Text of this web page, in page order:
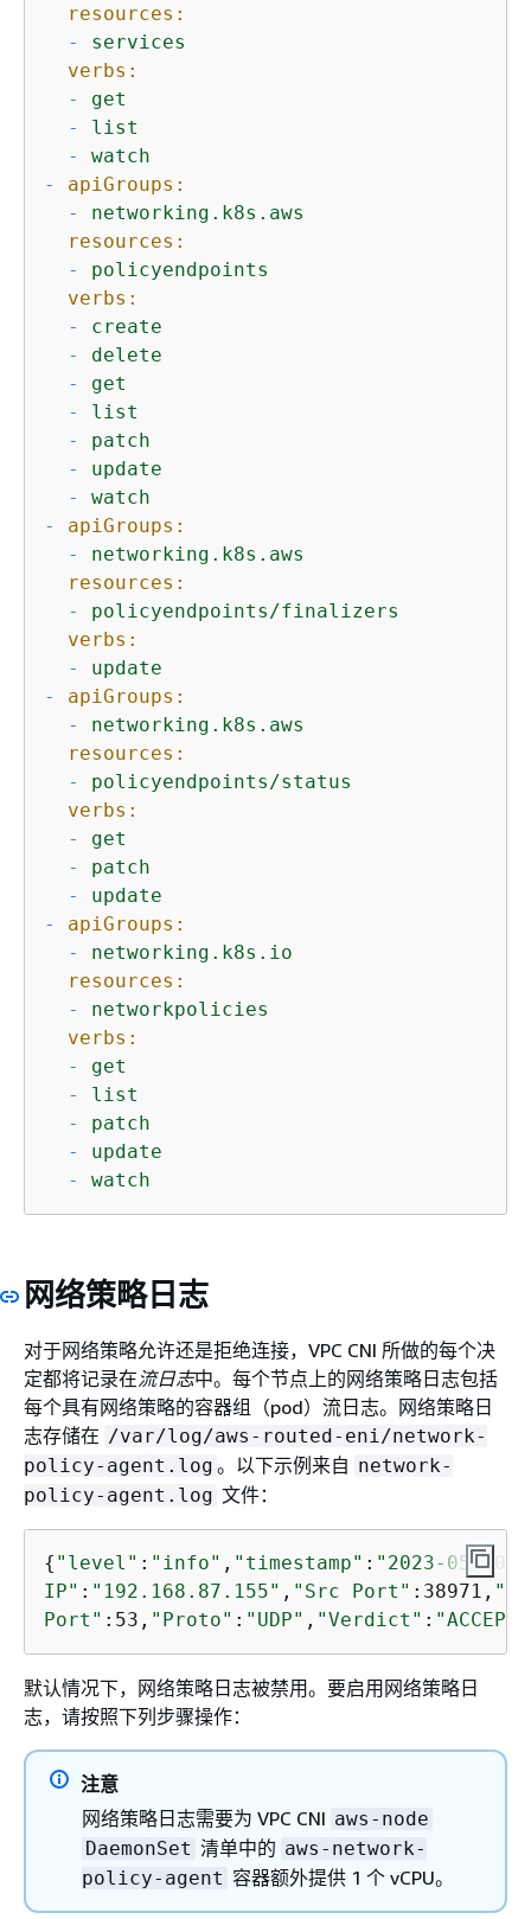
resources:
-
services
verbs:
-
get
-
list
-
watch
-
apiGroups:
-
networking.k8s.aws
resources:
-
policyendpoints
verbs:
-
create
-
delete
-
get
-
list
-
patch
-
update
-
watch
-
apiGroups:
-
networking.k8s.aws
resources:
-
policyendpoints/finalizers
verbs:
-
update
-
apiGroups:
-
networking.k8s.aws
resources:
-
policyendpoints/status
verbs:
-
get
-
patch
-
update
-
apiGroups:
-
networking.k8s.io
resources:
-
networkpolicies
verbs:
-
get
-
list
-
patch
-
update
-
watch
网络策略日志
对于网络策略允许还是拒绝连接，VPC CNI 所做的每个决
定都将记录在流日志中。每个节点上的网络策略日志包括
每个具有网络策略的容器组（pod）流日志。网络策略日
志存储在 /var/log/aws-routed-eni/network-
policy-agent.log 。以下示例来自 network-
policy-agent.log 文件：
{ "level" : "info" , "timestamp" : "2023-05-
IP" : "192.168.87.155" , "Src Port" :38971,
Port" :53, "Proto" : "UDP" , "Verdict" : "ACCEPT"
默认情况下，网络策略日志被禁用。要启用网络策略日
志，请按照下列步骤操作：
注意
网络策略日志需要为 VPC CNI aws-node
DaemonSet 清单中的 aws-network-
policy-agent 容器额外提供 1 个 vCPU。